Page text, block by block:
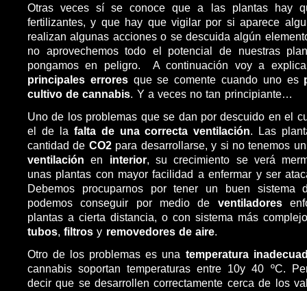
Otras veces sí se conoce que a las plantas hay
fertilizantes, y que hay que vigilar por si aparece
realizan algunas acciones o se descuida algún
no aprovechemos todo el potencial de nuestras
pongamos en peligro. A continuación voy a
principales erroresque se comente cuando uno es
cultivo de cannabis. Y a veces no tan principiante…
Uno de los problemas que se dan por descuido en el
el de la falta de una correcta ventilación. Las
cantidad de CO2 para desarrollarse, y si no tenemos
ventilación en interior, su crecimiento se verá
unas plantas con mayor facilidad a enfermar y ser
Debemos procuparnos por tener un buen sistema
podemos conseguir por medio de ventiladores
plantas a cierta distancia, o con sistema más
tubos,filtrosy removedores de aire.
Otro de los problemas es una temperatura
cannabis soportan temperaturas entre 10y 40 ºC.
decir que se desarrollen correctamente cerca de los